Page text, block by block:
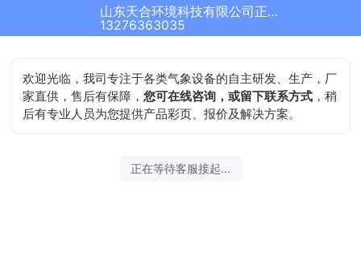
山东天合环境科技有限公司正在为您服务
13276363035
欢迎光临，我司专注于各类气象设备的自主研发、生产，厂
家直供，售后有保障，您可在线咨询，或留下联系方式 ，稍
后有专业人员为您提供产品彩页、报价及解决方案。
正在等待客服接起...